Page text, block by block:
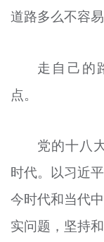
道路多么不容
走自己的
点。
党的十八
时代。以习近
今时代和当代
实问题，坚持